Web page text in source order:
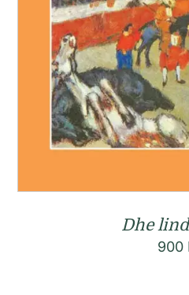
Dhe
900